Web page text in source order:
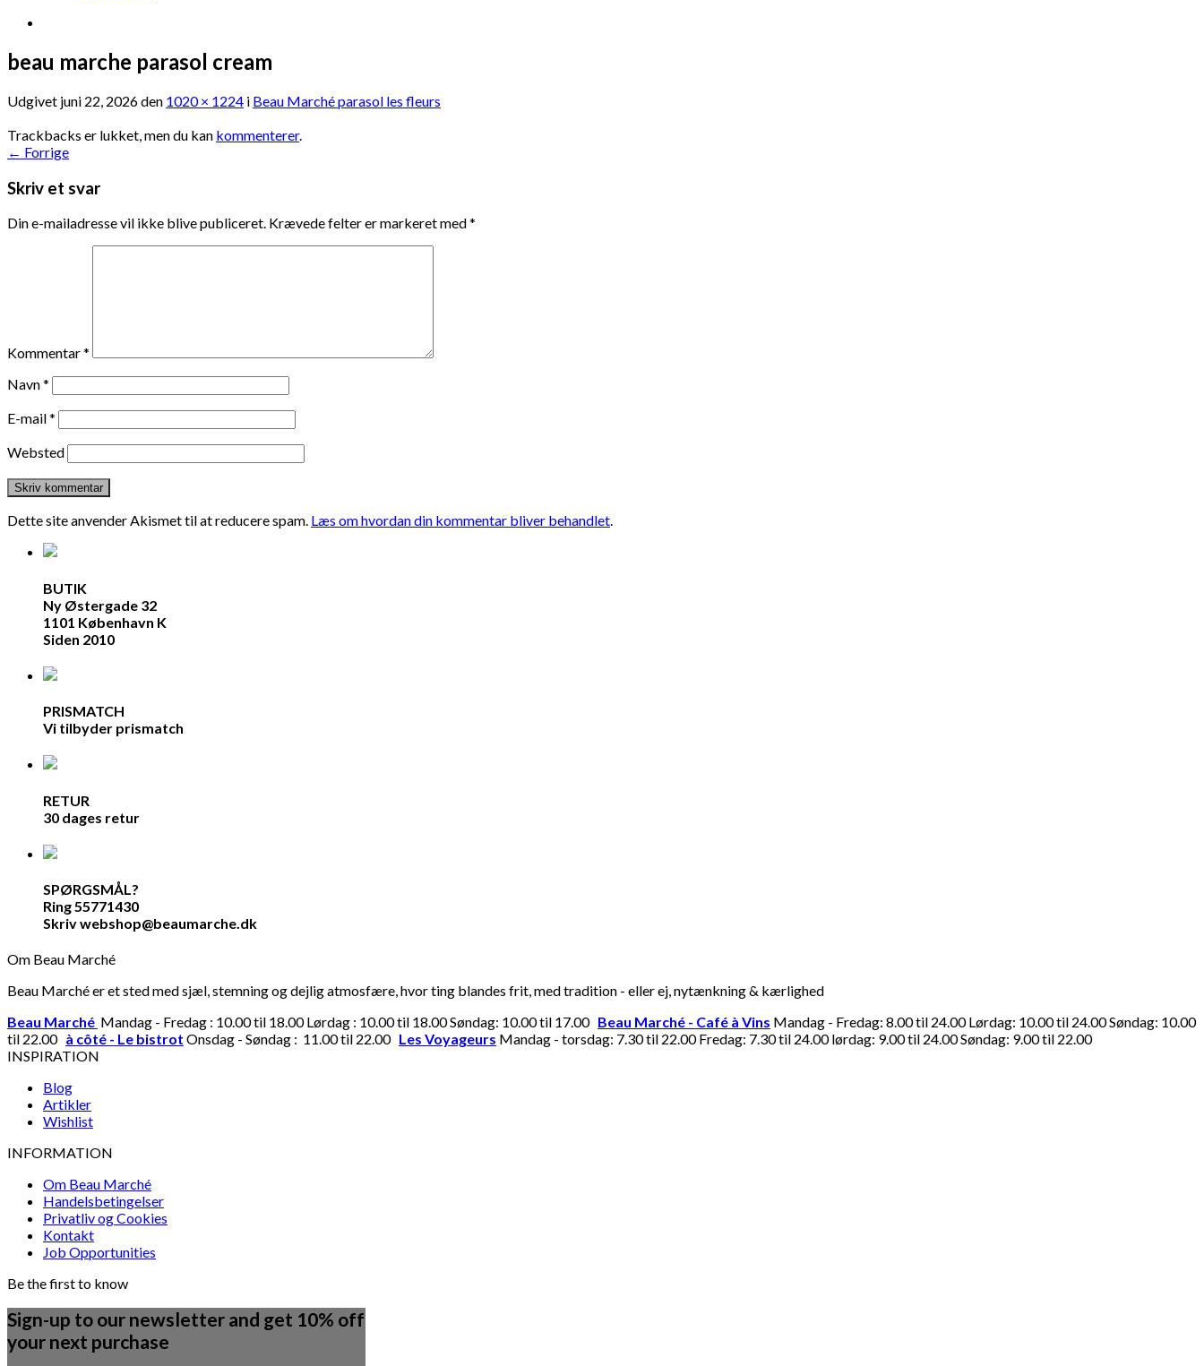
beau marche parasol cream
Udgivet juni 22, 2026den 1020 × 1224 i Beau Marché parasol les fleurs
Trackbacks er lukket, men du kan kommenterer.
← Forrige
Skriv et svar
Din e-mailadresse vil ikke blive publiceret. Krævede felter er markeret med*
Kommentar*
Navn*
E-mail*
Websted
Dette site anvender Akismet til at reducere spam. Læs om hvordan din kommentar bliver behandlet.
BUTIK
Ny Østergade 32
1101 København K
Siden 2010
PRISMATCH
Vi tilbyder prismatch
RETUR
30 dages retur
SPØRGSMÅL?
Ring 55771430
Skriv webshop@beaumarche.dk
Om Beau Marché
Beau Marché er et sted med sjæl, stemning og dejlig atmosfære, hvor ting blandes frit, med tradition - eller ej, nytænkning & kærlighed
Beau Marché Mandag - Fredag : 10.00 til 18.00 Lørdag : 10.00 til 18.00 Søndag: 10.00 til 17.00 Beau Marché - Café à Vins Mandag - Fredag: 8.00 til 24.00 Lørdag: 10.00 til 24.00 Søndag: 10.00
til 22.00 à côté - Le bistrot Onsdag - Søndag : 11.00 til 22.00 Les Voyageurs Mandag - torsdag: 7.30 til 22.00 Fredag: 7.30 til 24.00 lørdag: 9.00 til 24.00 Søndag: 9.00 til 22.00
INSPIRATION
Blog
Artikler
Wishlist
INFORMATION
Om Beau Marché
Handelsbetingelser
Privatliv og Cookies
Kontakt
Job Opportunities
Be the first to know
Sign-up to our newsletter and get 10% off
your next purchase